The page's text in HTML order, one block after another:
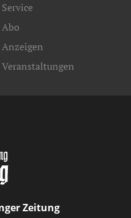
Service
Abo
Anzeigen
Veranstaltungen
Zeitung